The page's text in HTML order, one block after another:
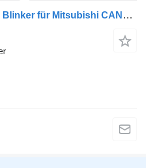
Mitsubishi - INDICATOR - Blinker für Mitsubishi CANTER LKW